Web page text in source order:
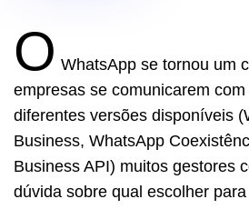
O WhatsApp se tornou um
empresas se comunicarem
diferentes versões disponíveis
Business, WhatsApp
Business API) muitos gestores
dúvida sobre qual escolher